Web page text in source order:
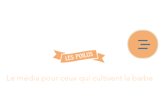
Le média pour ceux qui cultivent la barbe